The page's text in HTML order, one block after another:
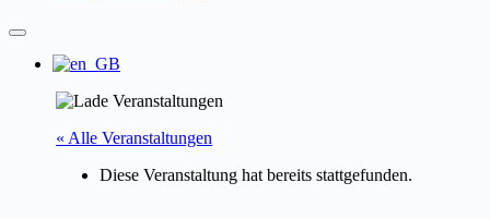
« Alle Veranstaltungen
Diese Veranstaltung hat bereits stattgefunden.